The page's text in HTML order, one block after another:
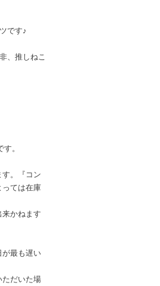
です♪
、推しねこ
。
。『コン
っては在庫
かねます
最も遅い
だいた場